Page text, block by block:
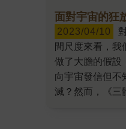
面對宇宙的狂
2023/04/10
間尺度來看，
做了大膽的假設
向宇宙發信但不
滅？然而，《三